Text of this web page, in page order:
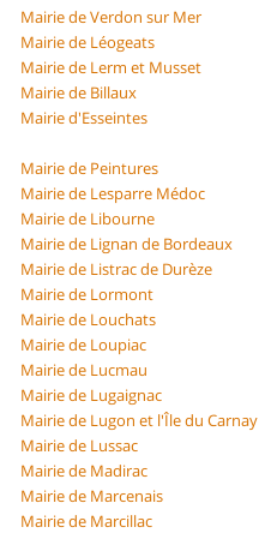
Mairie de Verdon sur Mer
Mairie de Léogeats
Mairie de Lerm et Musset
Mairie de Billaux
Mairie d'Esseintes
Mairie de Peintures
Mairie de Lesparre Médoc
Mairie de Libourne
Mairie de Lignan de Bordeaux
Mairie de Listrac de Durèze
Mairie de Lormont
Mairie de Louchats
Mairie de Loupiac
Mairie de Lucmau
Mairie de Lugaignac
Mairie de Lugon et l'Île du Carnay
Mairie de Lussac
Mairie de Madirac
Mairie de Marcenais
Mairie de Marcillac